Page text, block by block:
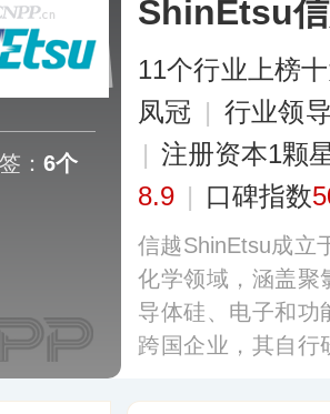
硅压敏胶粘剂领域
： 6个
ShinEtsu
11个行业上榜
凤冠 | 行业领
| 注册资本1颗
8.9 | 口碑指数
信越ShinEtsu成立
化学领域，涵盖聚
导体硅、电子和功
跨国企业，其自行